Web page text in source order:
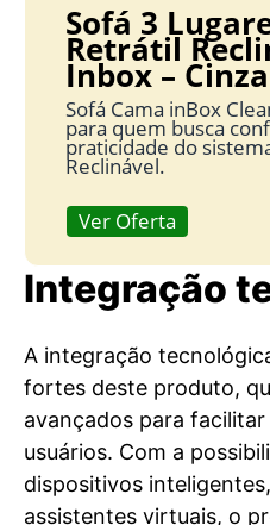
Sofá 3
Retrátil
Inbox –
Sofá Cama inBox
para quem busca
praticidade do
Reclinável.
Ver Oferta
Integração
A integração
fortes deste produto,
avançados para
usuários. Com a
dispositivos
assistentes virtuais, o